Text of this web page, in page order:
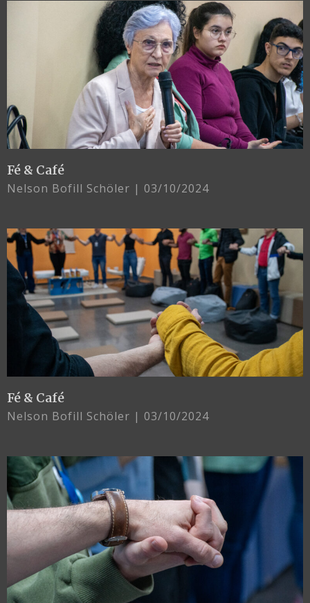
Fé & Café
Nelson Bofill Schöler 03/10/2024
Fé & Café
Nelson Bofill Schöler 03/10/2024